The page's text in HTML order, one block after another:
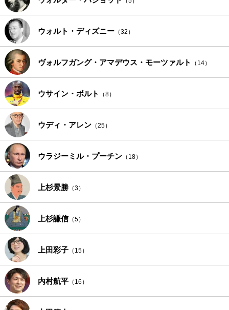
ウォルト・ディズニー （32）
ヴォルフガング・アマデウス・モーツァルト （14）
ウサイン・ボルト （8）
ウディ・アレン （25）
ウラジーミル・プーチン （18）
上杉景勝 （3）
上杉謙信 （5）
上田彩子 （15）
内村航平 （16）